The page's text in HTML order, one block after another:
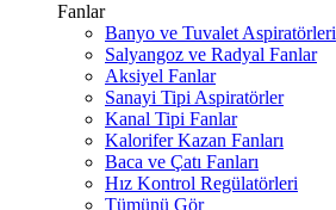
Fanlar
Banyo ve Tuvalet Aspiratörleri
Salyangoz ve Radyal Fanlar
Aksiyel Fanlar
Sanayi Tipi Aspiratörler
Kanal Tipi Fanlar
Kalorifer Kazan Fanları
Baca ve Çatı Fanları
Hız Kontrol Regülatörleri
Tümünü Gör